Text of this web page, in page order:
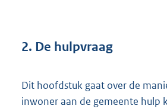
2. De hulpvraag
Dit hoofdstuk gaat over de
inwoner aan de gemeente hulp